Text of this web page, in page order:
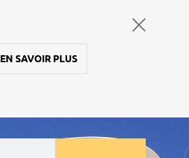
EN SAVOIR PLUS